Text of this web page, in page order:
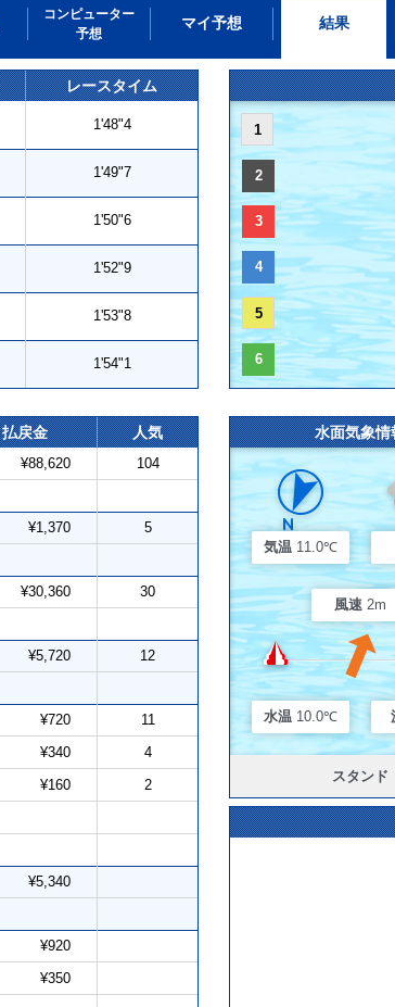
コンピューター
予想
マイ予想 結果
レースタイム
1'48"4
1'49"7
1'50"6
1'52"9
1'53"8
1'54"1
1
2
3
4
5
6
払戻金 人気
¥88,620 104
¥1,370 5
¥30,360 30
¥5,720 12
¥720 11
¥340 4
¥160 2
¥5,340
¥920
¥350
水面気象情
気温 11.0℃
風速 2m
水温 10.0℃
スタンド